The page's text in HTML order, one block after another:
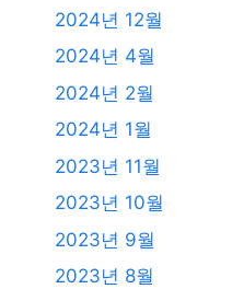
2024년 12월
2024년 4월
2024년 2월
2024년 1월
2023년 11월
2023년 10월
2023년 9월
2023년 8월